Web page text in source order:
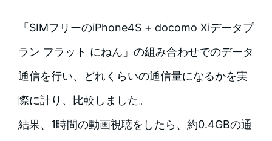
「SIMフリーのiPhone4S + docomo Xiデータプ
ラン フラット にねん」の組み合わせでのデータ
通信を行い、どれくらいの通信量になるかを実
際に計り、比較しました。
結果、1時間の動画視聴をしたら、約0.4GBの通